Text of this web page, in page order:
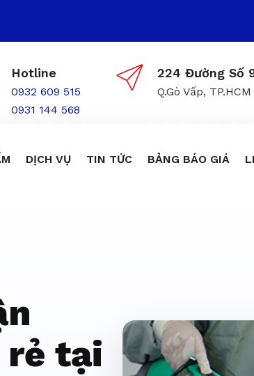
Hotline
0932 609 515
0931 144 568
224 Đường Số
Q.Gò Vấp, TP.HCM
DỊCH VỤ TIN TỨC BẢNG BÁO GIÁ
rẻ tại